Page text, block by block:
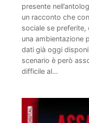
presente
un racconto che
sociale se preferite,
una ambientazione
dati già oggi
scenario è però
difficile al…